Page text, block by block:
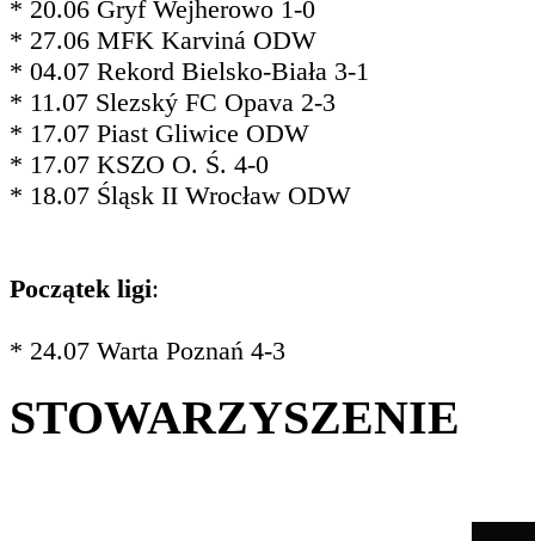
* 20.06 Gryf Wejherowo 1-0
* 27.06 MFK Karviná ODW
* 04.07 Rekord Bielsko-Biała 3-1
* 11.07 Slezský FC Opava 2-3
* 17.07 Piast Gliwice ODW
* 17.07 KSZO O. Ś. 4-0
* 18.07 Śląsk II Wrocław ODW
Początek ligi:
* 24.07 Warta Poznań 4-3
STOWARZYSZENIE